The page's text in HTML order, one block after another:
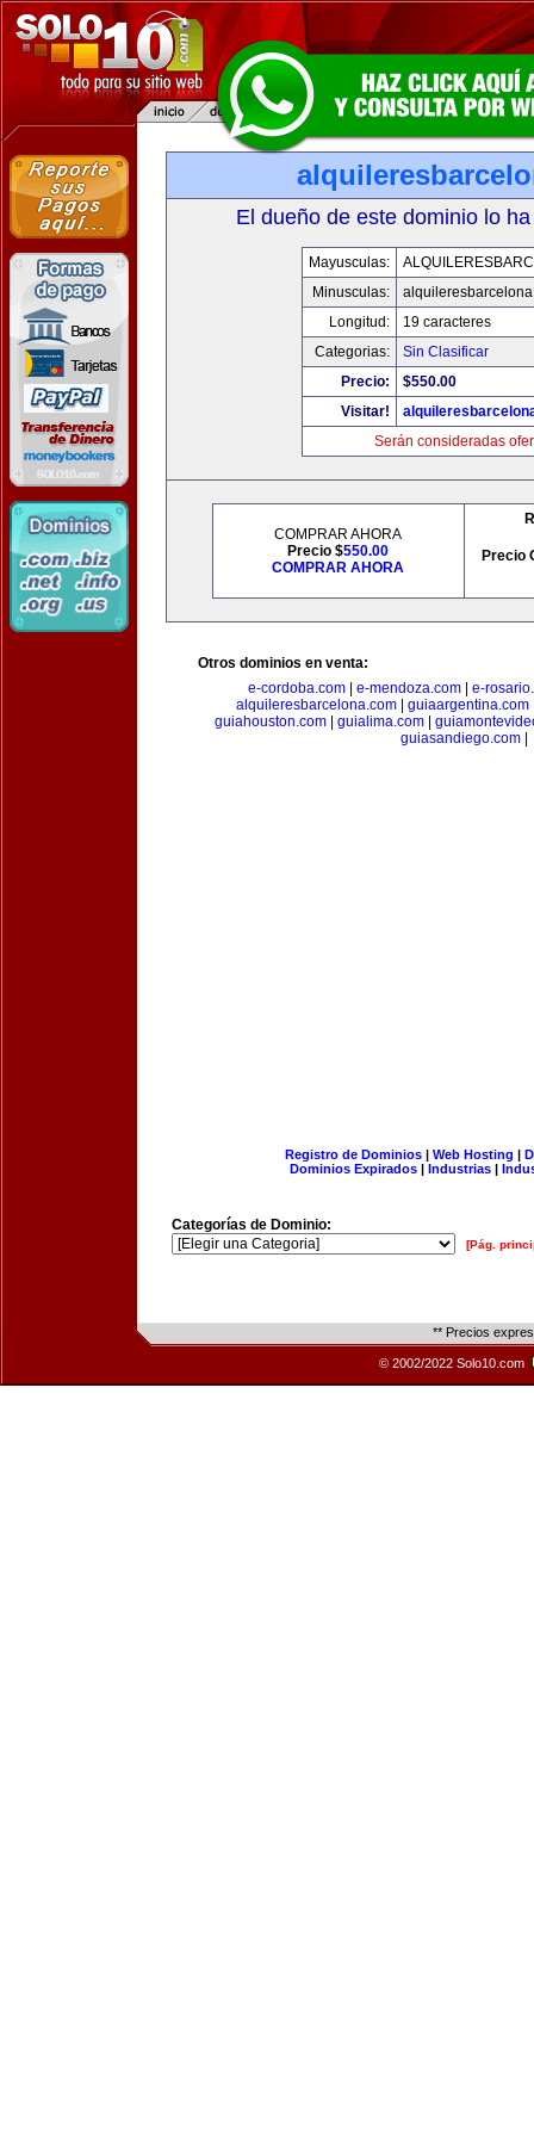
El dueño de este dominio lo
Mayusculas:
Minusculas:
Longitud:
19 caracteres
Categorias:
Sin Clasificar
Precio:
$550.00
Visitar!
Serán consideradas
COMPRAR AHORA
Precio $550.00
COMPRAR AHORA
Precio
Otros dominios en venta:
e-cordoba.com
e-mendoza.com
e-
alquileresbarcelona.com| guiaargentina.com
guiahouston.com| guialima.com|
guiasandiego.com|
Registro de Dominios| Web Hosting |
Dominios Expirados | Industrias |
Categorías de Dominio:
[Pág.
** Precios
© 2002/2022 Solo10.com